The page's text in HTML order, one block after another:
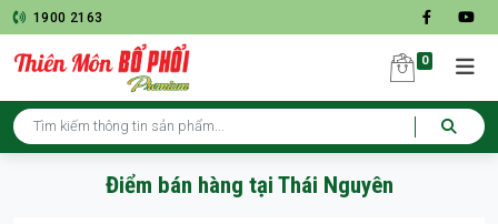
1900 2163
0
Điểm bán hàng tại Thái Nguyên